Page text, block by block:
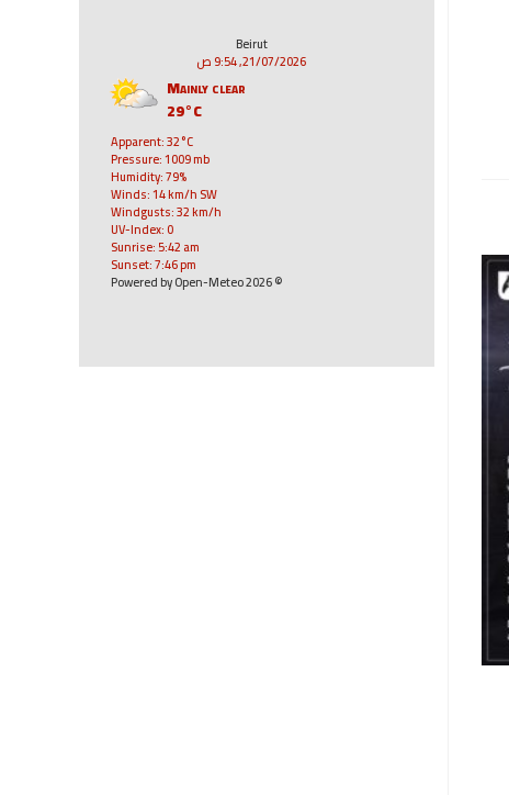
Beirut
21/07/2026, 9:54 ص
Mainly clear
29°C
Apparent: 32°C
Pressure: 1009 mb
Humidity: 79%
Winds: 14 km/h SW
Windgusts: 32 km/h
UV-Index: 0
Sunrise: 5:42 am
Sunset: 7:46 pm
© 2026 Powered by Open-Meteo